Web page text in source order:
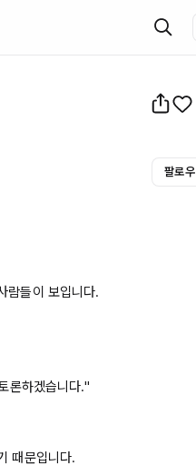
팔로우
람들이 보입니다.
론하겠습니다."
때문입니다.